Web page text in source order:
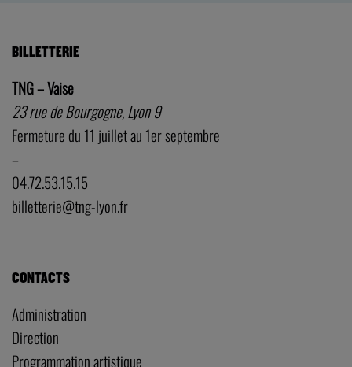
BILLETTERIE
TNG – Vaise
23 rue de Bourgogne, Lyon 9
Fermeture du 11 juillet au 1er septembre
–
04.72.53.15.15
billetterie@tng-lyon.fr
CONTACTS
Administration
Direction
Programmation artistique